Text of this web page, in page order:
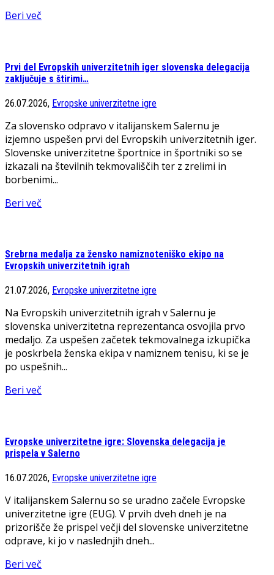
Beri več
Prvi del Evropskih univerzitetnih iger slovenska delegacija
zaključuje s štirimi…
26.07.2026, Evropske univerzitetne igre
Za slovensko odpravo v italijanskem Salernu je
izjemno uspešen prvi del Evropskih univerzitetnih iger.
Slovenske univerzitetne športnice in športniki so se
izkazali na številnih tekmovališčih ter z zrelimi in
borbenimi...
Beri več
Srebrna medalja za žensko namiznoteniško ekipo na
Evropskih univerzitetnih igrah
21.07.2026, Evropske univerzitetne igre
Na Evropskih univerzitetnih igrah v Salernu je
slovenska univerzitetna reprezentanca osvojila prvo
medaljo. Za uspešen začetek tekmovalnega izkupička
je poskrbela ženska ekipa v namiznem tenisu, ki se je
po uspešnih...
Beri več
Evropske univerzitetne igre: Slovenska delegacija je
prispela v Salerno
16.07.2026, Evropske univerzitetne igre
V italijanskem Salernu so se uradno začele Evropske
univerzitetne igre (EUG). V prvih dveh dneh je na
prizorišče že prispel večji del slovenske univerzitetne
odprave, ki jo v naslednjih dneh...
Beri več